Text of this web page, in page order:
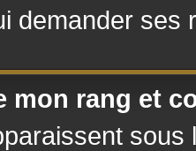
demander ses
mon rang et
sous